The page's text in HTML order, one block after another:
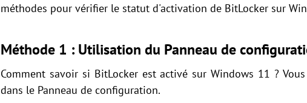
méthodes pour vérifier le statut d'activation de BitLocker sur
Méthode 1 : Utilisation du Panneau de
Comment savoir si BitLocker est activé sur Windows 11 ?
dans le Panneau de configuration.